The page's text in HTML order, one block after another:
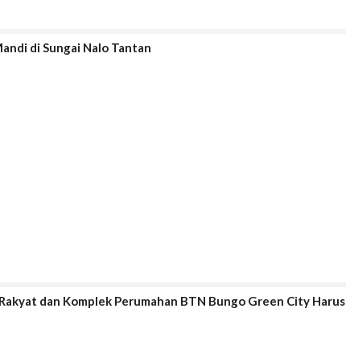
di Sungai Nalo Tantan
dan Komplek Perumahan BTN Bungo Green City Harus